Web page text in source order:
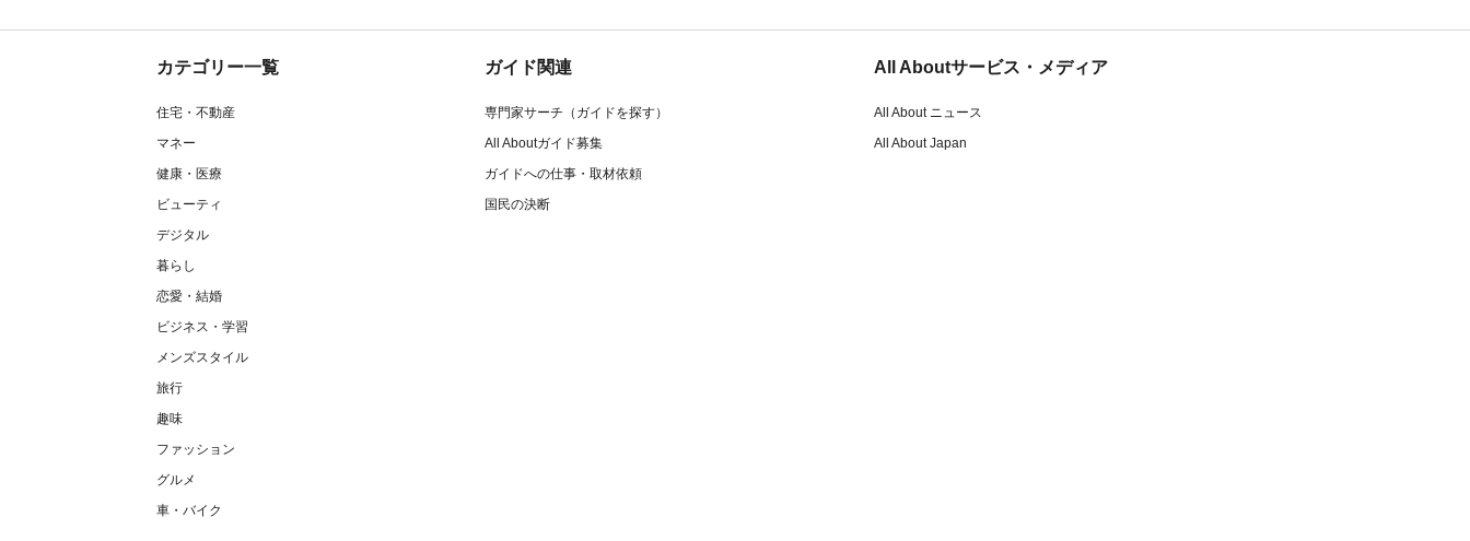
カテゴリー一覧
住宅・不動産
マネー
健康・医療
ビューティ
デジタル
暮らし
恋愛・結婚
ビジネス・学習
メンズスタイル
旅行
趣味
ファッション
グルメ
車・バイク
ガイド関連
専門家サーチ（ガイドを探す）
All Aboutガイド募集
ガイドへの仕事・取材依頼
国民の決断
All Aboutサービス・メディア
All About ニュース
All About Japan